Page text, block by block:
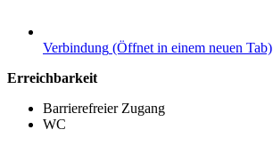
Verbindung (Öffnet in einem neuen Tab)
Erreichbarkeit
Barrierefreier Zugang
WC